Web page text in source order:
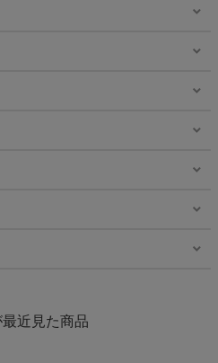
近見た商品